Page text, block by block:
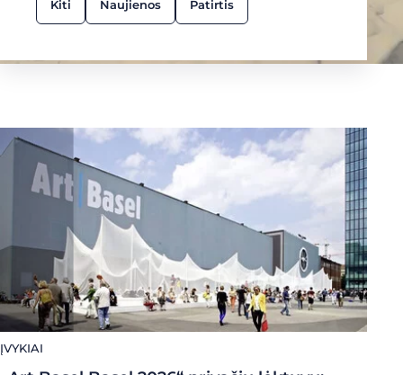
Kiti Naujienos Patirtis
ĮVYKIAI